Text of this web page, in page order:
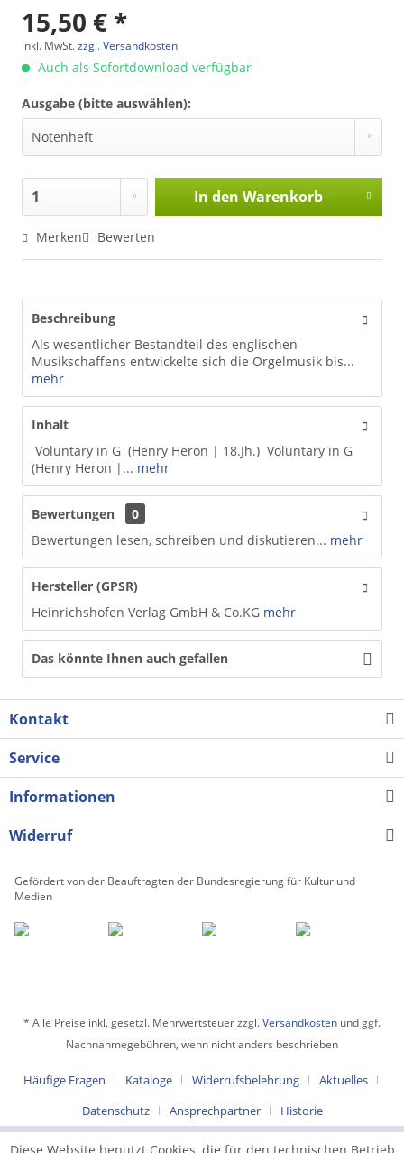
15,50 € *
inkl. MwSt.zzgl. Versandkosten
Auch als Sofortdownload verfügbar
Ausgabe (bitte auswählen):
In den Warenkorb
Merken Bewerten
Beschreibung
Als wesentlicher Bestandteil des englischen
Musikschaffens entwickelte sich die Orgelmusik bis...
mehr
Inhalt
Voluntary in G (Henry Heron | 18.Jh.) Voluntary in G
(Henry Heron |... mehr
Bewertungen
0
Bewertungen lesen, schreiben und diskutieren... mehr
Hersteller (GPSR)
Heinrichshofen Verlag GmbH & Co.KG mehr
Das könnte Ihnen auch gefallen
Kontakt
Service
Informationen
Widerruf
Gefördert von der Beauftragten der Bundesregierung für Kultur und
Medien
* Alle Preise inkl. gesetzl. Mehrwertsteuer zzgl.Versandkosten und ggf.
Nachnahmegebühren, wenn nicht anders beschrieben
Häufige Fragen Kataloge Widerrufsbelehrung
Aktuelles
Datenschutz
Ansprechpartner Historie